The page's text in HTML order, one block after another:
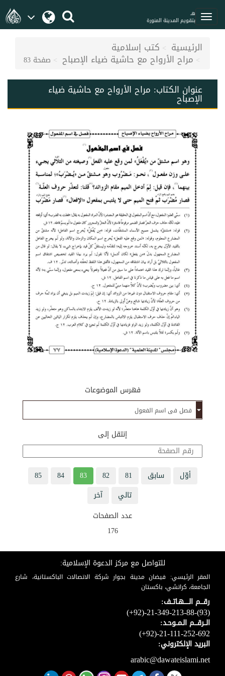
هـ
بتقويم المدينة المنورة
الرئيسية كتب إسلامية
مراح الأرواح مع حاشية ضياء الإصباح صفحة 83
عنوان الكتاب: مراح الأرواح مع حاشية ضياء
الإصباح
فهرس الموضوعات
إنتقل إلى
أوّل سابق 81
82
83
84
85
تالي
آخر
عدد الصفحات
176
للتواصل مع مركز الدعوة الإسلامية:
المقر الرئيسي: فيضان مدينة بجوار شركة الاتصالات الباكستانية، شارع
الجامعة، كراتشي، باكستان
رقـــم الـــــهـاتــف:
(+92)-21-349-213-88-(93)
الــرقـــم الـمــوحـد:
(+92)-21-111-252-692
البريد الإلكتروني:
arabic@dawateislami.net